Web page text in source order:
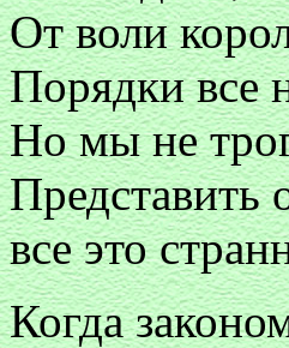
От воли
Порядки все
Но мы не
Представить
все это
Когда